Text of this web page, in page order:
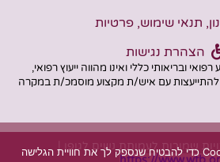
תנאי שימוש, פרטיות
הצהרת נגישות
ובריאותי כללי ואינו מהווה ייעוץ רפואי,
להתייעצות עם איש/ת מקצוע מוסמכ/ת במקרה
אנו משתמשות בקובצי Cookie כדי להבטיח שנספק לך את חוויית הגלישה